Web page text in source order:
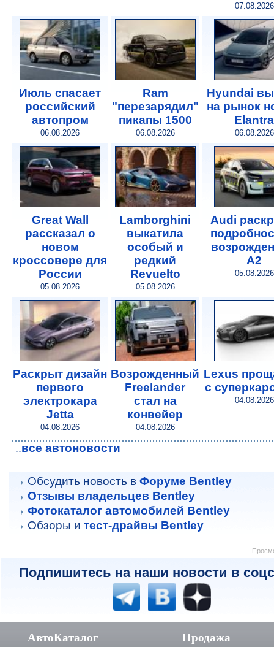
07.08.2026
Июль спасает
российский
автопром
06.08.2026
Ram
"перезарядил"
пикапы 1500
06.08.2026
Hyundai
на рынок
Elantra
06.08.2026
Great Wall
рассказал о
новом
кроссовере для
России
05.08.2026
Lamborghini
выкатила
особый и
редкий
Revuelto
05.08.2026
Audi
A2
05.08.2026
Раскрыт дизайн
первого
электрокара
Jetta
04.08.2026
Возрожденный
Freelander
стал на
конвейер
04.08.2026
Lexus
с
04.08.2026
..все автоновости
Обсудить новость в Форуме Bentley
Отзывы владельцев Bentley
Фотокаталог автомобилей Bentley
Обзоры и тест-драйвы Bentley
Подпишитесь на наши новости в
АвтоКаталог Продажа